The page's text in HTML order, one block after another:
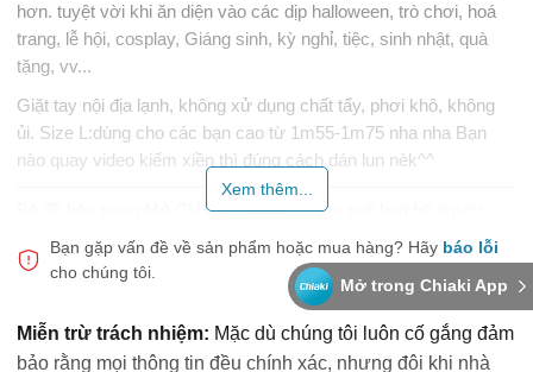
Mở trong Chiaki App
hơn. tuyệt vời khi ăn diện vào các dịp halloween, trò chơi, hoá
trang, lễ hội, cosplay, Giáng sinh, kỳ nghỉ, tiệc, sinh nhật, quà
tặng, vv...
Giặt tay nội địa lạnh, không xử dụng chất tẩy, phơi khô, không
ủi. Size L:dùng cho các bạn cao từ 1m55-1m75 nha nha Bạn
nào quay video kiếm xiền thì đúng cách dán lun nèk^^
Bộ đồ hóa trang MA CƯƠNG THI dọa ma troll bạn bè người
thân đạo cụ biểu diễn cực vui nhộn
Miêu tả:
100% hàng mới và chất lượng cao. Nhẹ, mát mẻ, mềm mại,
thoải mái, thoáng khí, dễ mặc. Thiết kế đặc biệt sẽ khiến bạn nổi
bật trước đám đông và thu hút nhiều sự chú ý hơn. Hoàn hảo
Xem thêm...
Bạn gặp vấn đề về sản phẩm hoặc mua hàng? Hãy báo lỗi
cho chúng tôi.
Miễn trừ trách nhiệm: Mặc dù chúng tôi luôn cố gắng đảm
bảo rằng mọi thông tin đều chính xác, nhưng đôi khi nhà